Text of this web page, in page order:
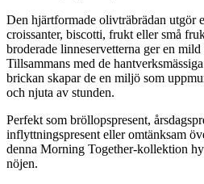
Den hjärtformade olivträbrädan utgör
croissanter, biscotti, frukt eller små
broderade linneservetterna ger en mild
Tillsammans med de
brickan skapar de en miljö som
och njuta av stunden.
Perfekt som bröllopspresent,
inflyttningspresent eller omtänksam
denna Morning Together-kollektion
nöjen.